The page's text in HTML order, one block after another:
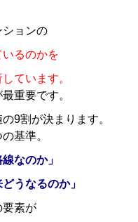
ションの
るのかを
ています。
重要です。
9割が決まります。
基準。
なのか」
うなるのか」
要素が